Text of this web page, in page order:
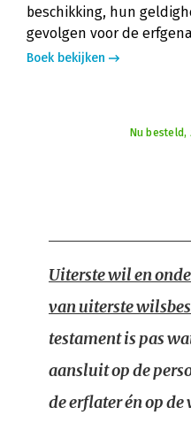
beschikking, hun
gevolgen voor de
Boek bekijken
Nu
Uiterste wil en
van uiterste
testament is pas
aansluit op de
de erflater én op